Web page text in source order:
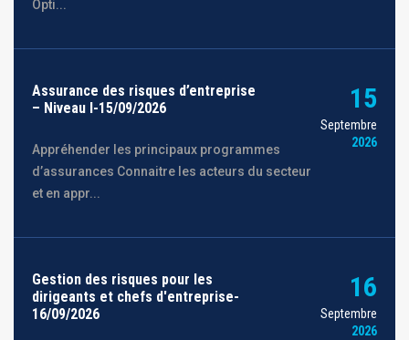
Opti...
Assurance des risques d’entreprise
– Niveau I-15/09/2026
Appréhender les principaux programmes
d’assurances Connaitre les acteurs du secteur
et en appr...
15
Septembre
2026
Gestion des risques pour les
dirigeants et chefs d'entreprise-
16/09/2026
16
Septembre
2026